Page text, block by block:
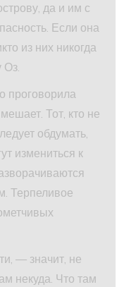
да и им с
Если она
из них никогда
Оз.
проговорила
Тот, кто не
обдумать,
измениться к
Терпеливое
— значит, не
некуда. Что там